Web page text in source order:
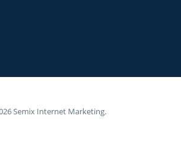
Semix Internet Marketing.